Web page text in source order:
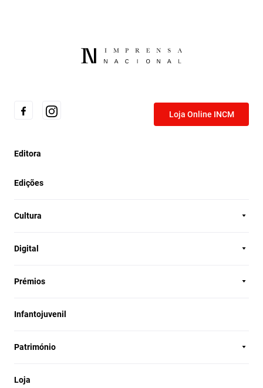
Loja Online INCM
Editora
Edições
Cultura
Digital
Prémios
Infantojuvenil
Património
Loja